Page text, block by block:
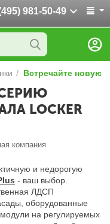
981-50-49
/ Встречайте новую
LOCKER
компания
и недорогую
- ваш выбор.
ЛДСП
оборудованные
на регулируемых